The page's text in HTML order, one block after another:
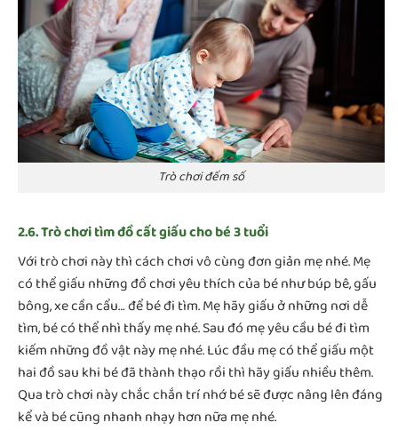
Trò chơi đếm số
2.6. Trò chơi tìm đồ cất giấu cho bé 3 tuổi
Với trò chơi này thì cách chơi vô cùng đơn giản mẹ nhé. Mẹ
có thể giấu những đồ chơi yêu thích của bé như búp bê, gấu
bông, xe cần cẩu… để bé đi tìm. Mẹ hãy giấu ở những nơi dễ
tìm, bé có thể nhì thấy mẹ nhé. Sau đó mẹ yêu cầu bé đi tìm
kiếm những đồ vật này mẹ nhé. Lúc đầu mẹ có thể giấu một
hai đồ sau khi bé đã thành thạo rồi thì hãy giấu nhiều thêm.
Qua trò chơi này chắc chắn trí nhớ bé sẽ được nâng lên đáng
kể và bé cũng nhanh nhạy hơn nữa mẹ nhé.